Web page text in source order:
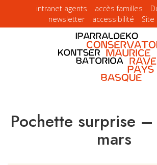
intranet agents accès familles
newsletter
accessibilité Site
Pochette surprise
mars